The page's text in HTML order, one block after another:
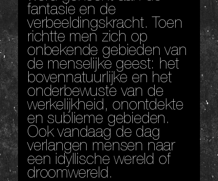
fantasie en de
verbeeldingskracht. Toen
richtte men zich op
onbekende gebieden van
de menselijke geest: het
bovennatuurlijke en het
onderbewuste van de
werkelijkheid, onontdekte
en sublieme gebieden.
Ook vandaag de dag
verlangen mensen naar
een idyllische wereld of
droomwereld.